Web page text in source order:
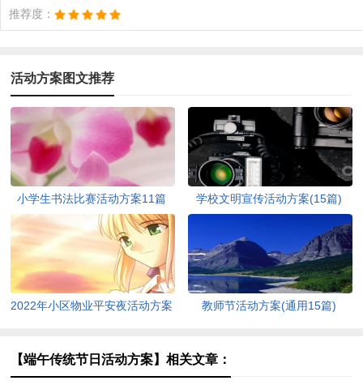
推荐度：
活动方案图文推荐
小学生书法比赛活动方案11篇 学校文明宣传活动方案(15篇)
2022年小区物业平安夜活动方案
教师节活动方案(通用15篇)
【端午传统节日活动方案】相关文章：